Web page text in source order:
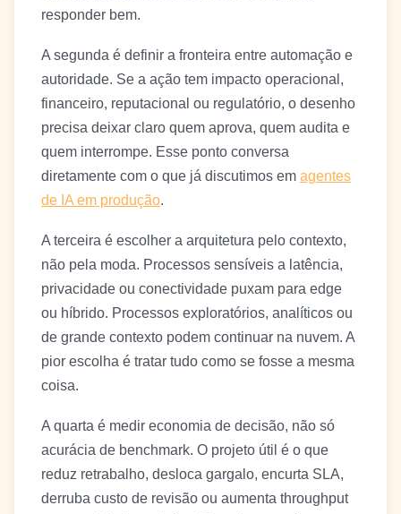
responder bem.
A segunda é definir a fronteira entre automação e
autoridade. Se a ação tem impacto operacional,
financeiro, reputacional ou regulatório, o desenho
precisa deixar claro quem aprova, quem audita e
quem interrompe. Esse ponto conversa
diretamente com o que já discutimos em agentes
de IA em produção.
A terceira é escolher a arquitetura pelo contexto,
não pela moda. Processos sensíveis a latência,
privacidade ou conectividade puxam para edge
ou híbrido. Processos exploratórios, analíticos ou
de grande contexto podem continuar na nuvem. A
pior escolha é tratar tudo como se fosse a mesma
coisa.
A quarta é medir economia de decisão, não só
acurácia de benchmark. O projeto útil é o que
reduz retrabalho, desloca gargalo, encurta SLA,
derruba custo de revisão ou aumenta throughput